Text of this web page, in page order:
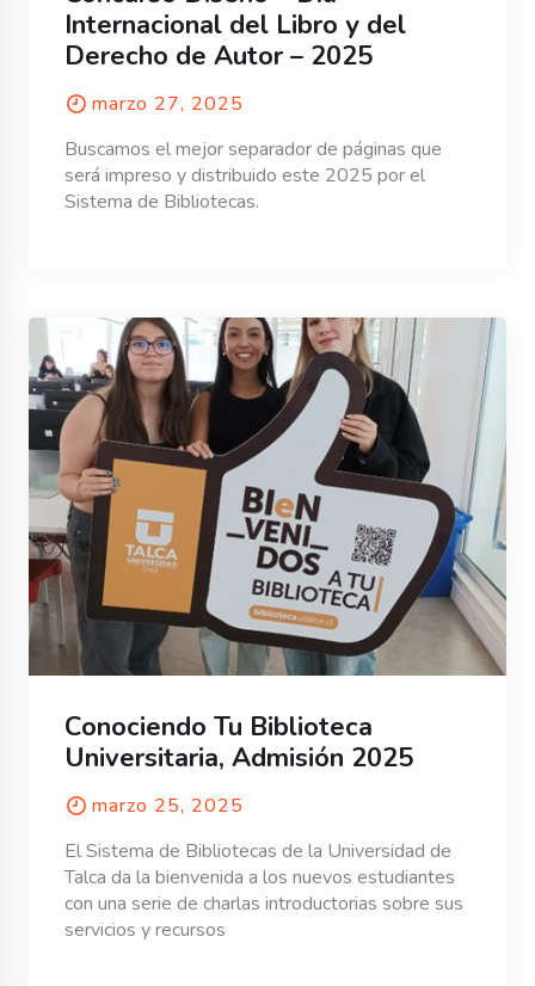
Internacional del Libro y del
Derecho de Autor – 2025
marzo 27, 2025
Buscamos el mejor separador de páginas que
será impreso y distribuido este 2025 por el
Sistema de Bibliotecas.
Conociendo Tu Biblioteca
Universitaria, Admisión 2025
marzo 25, 2025
El Sistema de Bibliotecas de la Universidad de
Talca da la bienvenida a los nuevos estudiantes
con una serie de charlas introductorias sobre sus
servicios y recursos